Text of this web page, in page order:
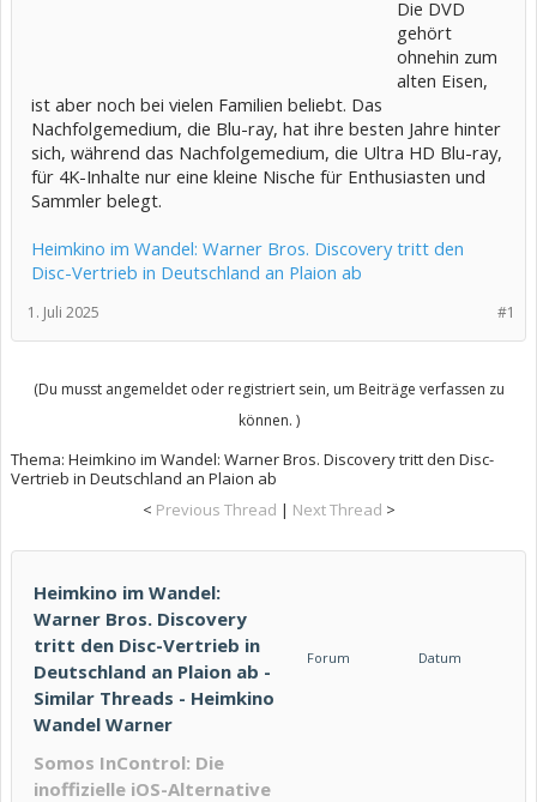
Die DVD
gehört
ohnehin zum
alten Eisen,
ist aber noch bei vielen Familien beliebt. Das
Nachfolgemedium, die Blu-ray, hat ihre besten Jahre hinter
sich, während das Nachfolgemedium, die Ultra HD Blu-ray,
für 4K-Inhalte nur eine kleine Nische für Enthusiasten und
Sammler belegt.
Heimkino im Wandel: Warner Bros. Discovery tritt den
Disc-Vertrieb in Deutschland an Plaion ab
#1
1. Juli 2025
(Du musst angemeldet oder registriert sein, um Beiträge verfassen zu
können. )
Thema: Heimkino im Wandel: Warner Bros. Discovery tritt den Disc-
Vertrieb in Deutschland an Plaion ab
< Previous Thread | Next Thread >
Heimkino im Wandel:
Warner Bros. Discovery
tritt den Disc-Vertrieb in
Deutschland an Plaion ab -
Similar Threads - Heimkino
Wandel Warner
Forum Datum
Somos InControl: Die
inoffizielle iOS-Alternative